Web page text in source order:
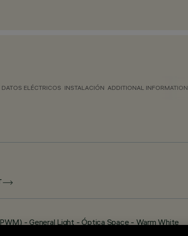
DATOS ELÉCTRICOS INSTALACIÓN ADDITIONAL INFORMATION
- General Light - Óptica Space - Warm White